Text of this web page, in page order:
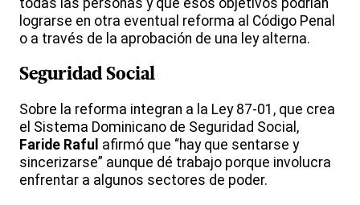
todas las personas y que esos objetivos podrían
lograrse en otra eventual reforma al Código Penal
o a través de la aprobación de una ley alterna.
Seguridad Social
Sobre la reforma integran a la Ley 87-01, que crea
el Sistema Dominicano de Seguridad Social,
Faride Raful afirmó que “hay que sentarse y
sincerizarse” aunque dé trabajo porque involucra
enfrentar a algunos sectores de poder.